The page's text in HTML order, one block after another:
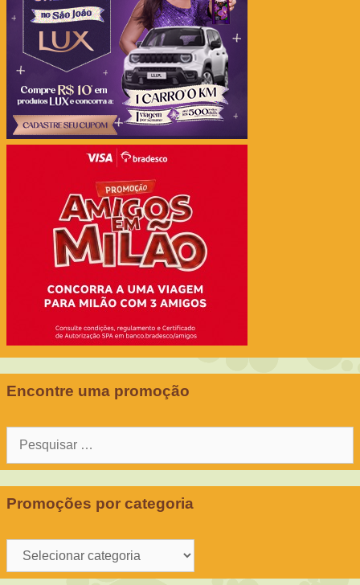
Encontre uma promoção
Pesquisar
Promoções por categoria
Promoções
por